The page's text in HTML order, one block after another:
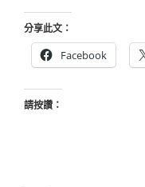
分享此文：
Facebook
請按讚：